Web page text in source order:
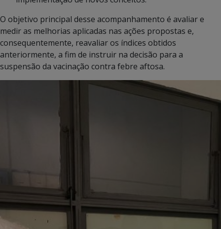
O objetivo principal desse acompanhamento é avaliar e
medir as melhorias aplicadas nas ações propostas e,
consequentemente, reavaliar os índices obtidos
anteriormente, a fim de instruir na decisão para a
suspensão da vacinação contra febre aftosa.